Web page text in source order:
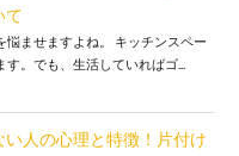
て
悩ませますよね。 キッチンスペー
。でも、生活していればゴ...
人の心理と特徴！片付け